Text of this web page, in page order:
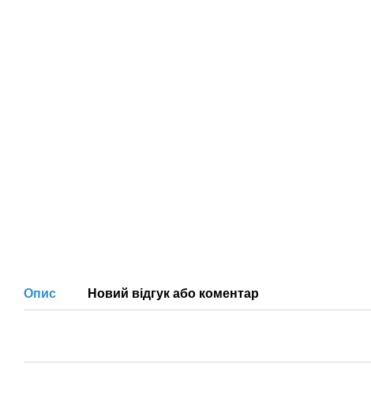
Опис Новий відгук або коментар